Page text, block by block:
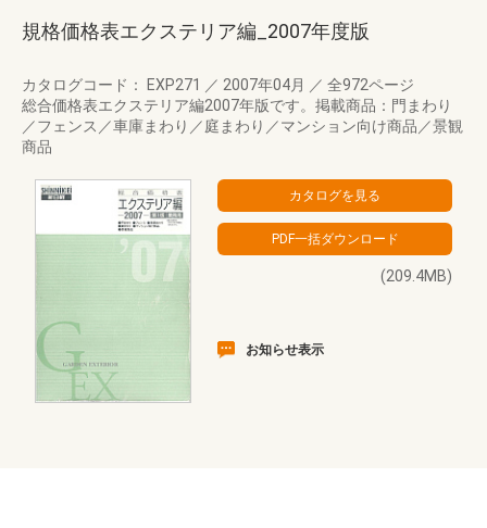
規格価格表エクステリア編_2007年度版
カタログコード： EXP271 ／ 2007年04月 ／ 全972ページ
総合価格表エクステリア編2007年版です。掲載商品：門まわり
／フェンス／車庫まわり／庭まわり／マンション向け商品／景観
商品
(209.4MB)
お知らせ表示